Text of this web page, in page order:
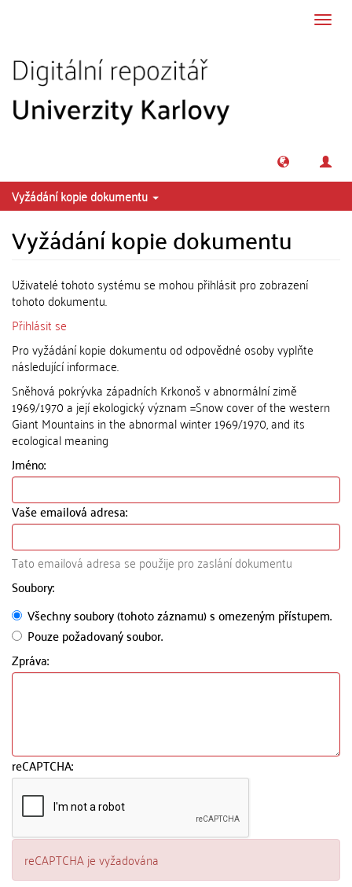
Vyžádání kopie dokumentu
Vyžádání kopie dokumentu
Uživatelé tohoto systému se mohou přihlásit pro zobrazení
tohoto dokumentu.
Přihlásit se
Pro vyžádání kopie dokumentu od odpovědné osoby vyplňte
následující informace.
Sněhová pokrývka západních Krkonoš v abnormální zimě
1969/1970 a její ekologický význam =Snow cover of the western
Giant Mountains in the abnormal winter 1969/1970, and its
ecological meaning
Jméno:
Vaše emailová adresa:
Tato emailová adresa se použije pro zaslání dokumentu
Soubory:
Všechny soubory (tohoto záznamu) s omezeným přístupem.
Pouze požadovaný soubor.
Zpráva:
reCAPTCHA:
reCAPTCHA je vyžadována